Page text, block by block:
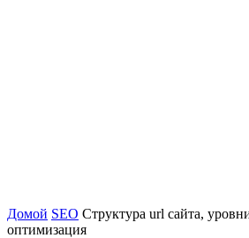
Домой SEO Структура url сайта,
оптимизация